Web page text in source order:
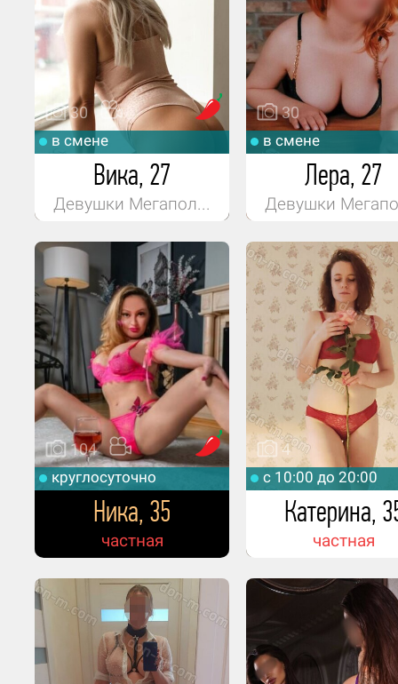
в смене
Вика, 27
Девушки Мегапол...
30
в смене
Лера, 27
Девушки
30
круглосуточно
Ника, 35
частная
104
c 10:00 до 20:00
Катерина,
частная
4